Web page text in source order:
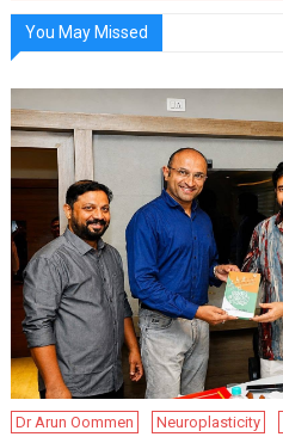
You May Missed
Dr Arun Oommen Neuroplasticity